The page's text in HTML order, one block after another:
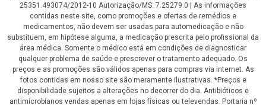
25351.493074/2012-10 Autorização/MS: 7.25279.0 | As informações
contidas neste site, como promoções e ofertas de remédios e
medicamentos, não devem ser usadas para automedicação e não
substituem, em hipótese alguma, a medicação prescrita pelo profissional da
área médica. Somente o médico está em condições de diagnosticar
qualquer problema de saúde e prescrever o tratamento adequado. Os
preços e as promoções são válidos apenas para compras via internet. As
fotos contidas em nosso site são meramente ilustrativas. *Preços e
disponibilidade sujeitos a alterações no decorrer do dia. Antibióticos e
antimicrobianos vendas apenas em lojas físicas ou televendas. Portaria nº